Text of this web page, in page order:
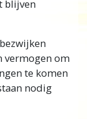
dag enkel
je niet
beginnen
stand
blijven
vermogen om
te komen
nodig